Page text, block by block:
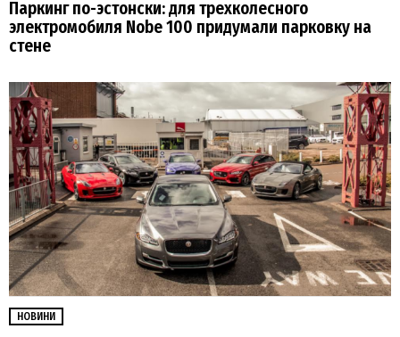
Паркинг по-эстонски: для трехколесного
электромобиля Nobe 100 придумали парковку на
стене
НОВИНИ